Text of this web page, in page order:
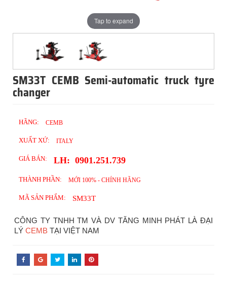
Tap to expand
SM33T CEMB Semi-automatic truck tyre
changer
HÃNG: CEMB
XUẤT XỨ: ITALY
GIÁ BÁN: LH: 0901.251.739
THÀNH PHẦN: MỚI 100% - CHÍNH HÃNG
MÃ SẢN PHẨM: SM33T
CÔNG TY TNHH TM VÀ DV TĂNG MINH PHÁT LÀ ĐẠI
LÝ CEMB TẠI VIỆT NAM